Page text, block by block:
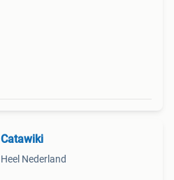
Catawiki
Heel Nederland